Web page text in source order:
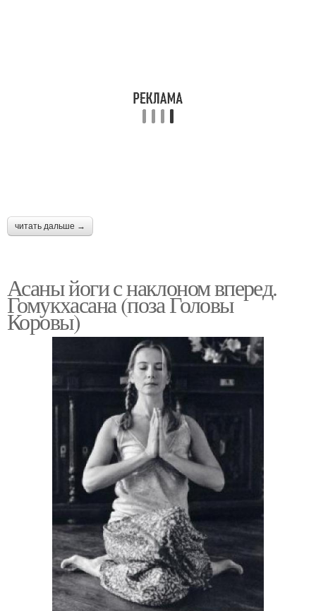
читать дальше →
Асаны йоги с наклоном вперед.
Гомукхасана (поза Головы
Коровы)